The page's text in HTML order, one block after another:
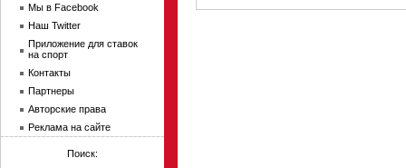
Мы в Facebook
Наш Twitter
Приложение для ставок
на спорт
Контакты
Партнеры
Авторские права
Реклама на сайте
Поиск: